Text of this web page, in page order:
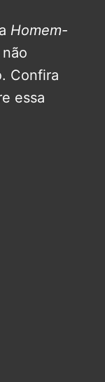
Homem-
Confira
essa